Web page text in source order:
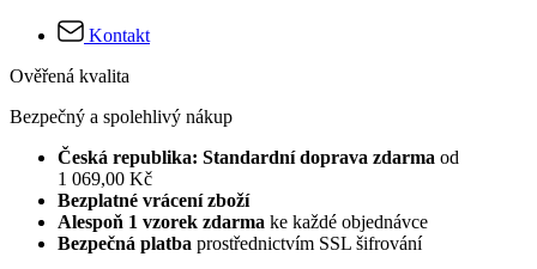
Kontakt
Ověřená kvalita
Bezpečný a spolehlivý nákup
Česká republika: Standardní doprava zdarma od
1 069,00 Kč
Bezplatné vrácení zboží
Alespoň 1 vzorek zdarma ke každé objednávce
Bezpečná platba prostřednictvím SSL šifrování